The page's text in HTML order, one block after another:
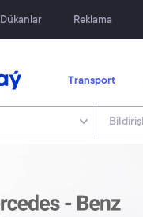
Dükanlar Reklama
Transport